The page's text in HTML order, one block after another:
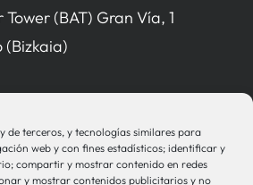
de terceros, y tecnologías similares para
web y con fines estadísticos; identificar y
compartir y mostrar contenido en redes
y mostrar contenidos publicitarios y no
(BAT) Gran Vía, 1
(Bizkaia)
sistemak.eus
90